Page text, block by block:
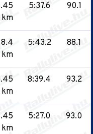
km
5:37.6 90.1
8.4
km
5:43.2 88.1
km
8:39.4 93.2
km
5:27.0 93.0